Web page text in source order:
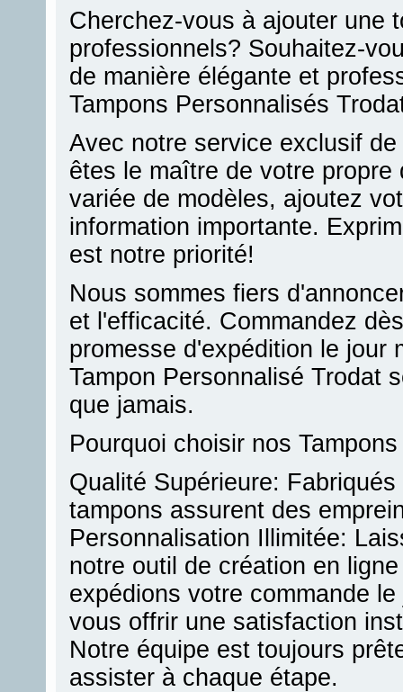
Cherchez-vous à ajouter une
professionnels? Souhaitez-
de manière élégante et
Tampons Personnalisés
Avec notre service exclusif de
êtes le maître de votre
variée de modèles, ajoutez
information importante.
est notre priorité!
Nous sommes fiers
et l'efficacité. Commandez
promesse d'expédition le jour
Tampon Personnalisé Trodat
que jamais.
Pourquoi choisir nos
Qualité Supérieure:
tampons assurent des
Personnalisation Illimitée:
notre outil de création en
expédions votre commande
vous offrir une satisfaction
Notre équipe est toujours
assister à chaque étape.